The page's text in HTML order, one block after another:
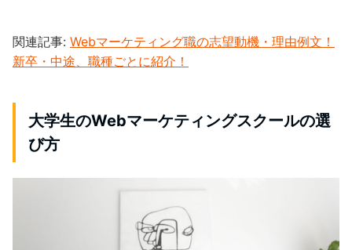
関連記事: Webマーケティング職の志望動機・理由例文！
新卒・中途、職種ごとに紹介！
大学生のWebマーケティングスクールの選
び方